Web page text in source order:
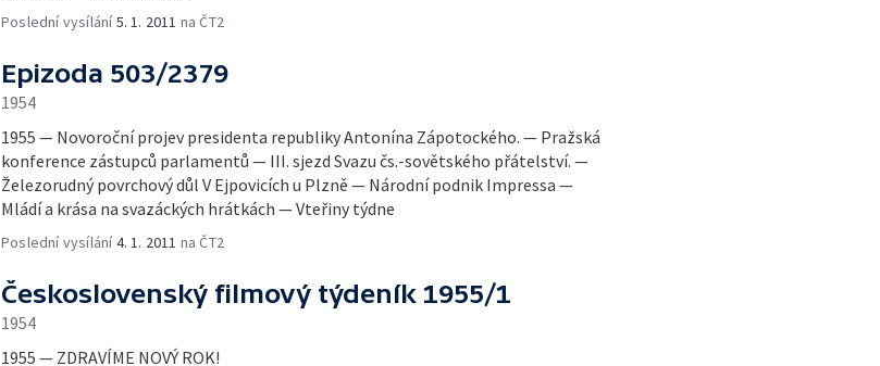
Poslední vysílání5. 1. 2011 na ČT2
Epizoda 503/2379
1954
1955 — Novoroční projev presidenta republiky Antonína Zápotockého. — Pražská
konference zástupců parlamentů — III. sjezd Svazu čs.-sovětského přátelství. —
Železorudný povrchový důl V Ejpovicích u Plzně — Národní podnik Impressa —
Mládí a krása na svazáckých hrátkách — Vteřiny týdne
Poslední vysílání4. 1. 2011 na ČT2
Československý filmový týdeník 1955/1
1954
1955 — ZDRAVÍME NOVÝ ROK!